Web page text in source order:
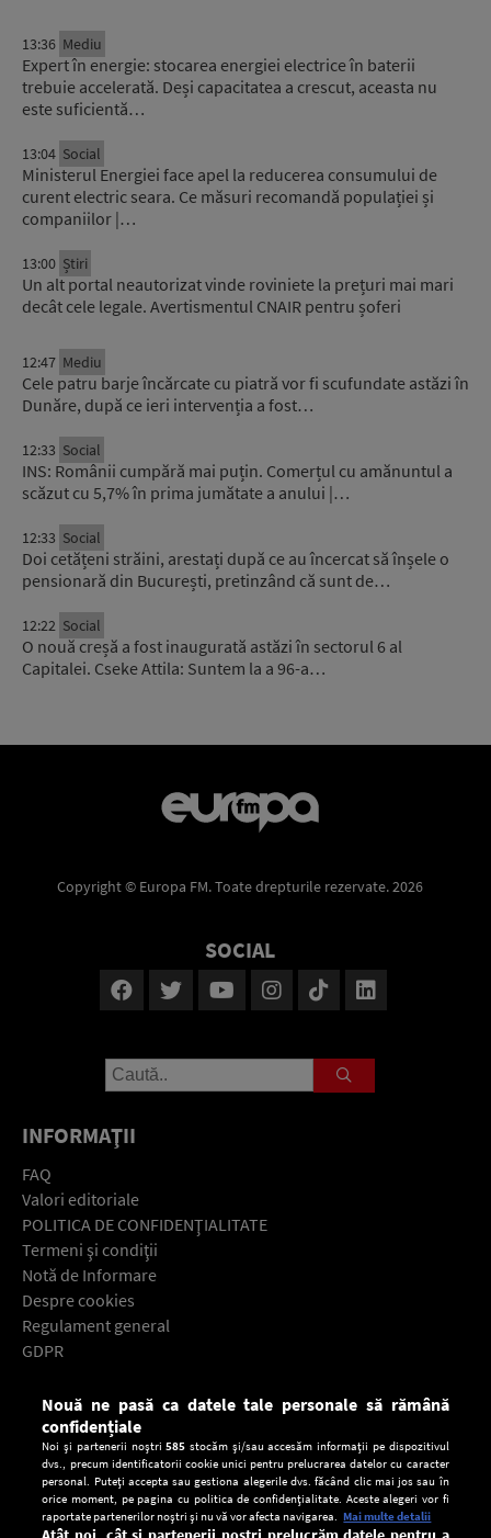
13:36 Mediu
Expert în energie: stocarea energiei electrice în baterii
trebuie accelerată. Deși capacitatea a crescut, aceasta nu
este suficientă…
13:04 Social
Ministerul Energiei face apel la reducerea consumului de
curent electric seara. Ce măsuri recomandă populației și
companiilor |…
13:00 Știri
Un alt portal neautorizat vinde roviniete la prețuri mai mari
decât cele legale. Avertismentul CNAIR pentru șoferi
12:47 Mediu
Cele patru barje încărcate cu piatră vor fi scufundate astăzi în
Dunăre, după ce ieri intervenția a fost…
12:33 Social
INS: Românii cumpără mai puțin. Comerțul cu amănuntul a
scăzut cu 5,7% în prima jumătate a anului |…
12:33 Social
Doi cetățeni străini, arestați după ce au încercat să înșele o
pensionară din București, pretinzând că sunt de…
12:22 Social
O nouă creșă a fost inaugurată astăzi în sectorul 6 al
Capitalei. Cseke Attila: Suntem la a 96-a…
Copyright © Europa FM. Toate drepturile rezervate. 2026
SOCIAL
INFORMAŢII
FAQ
Valori editoriale
POLITICA DE CONFIDENŢIALITATE
Termeni şi condiţii
Notă de Informare
Despre cookies
Regulament general
GDPR
Descarcă gratuit aplicaţia Europa FM pentru smartphone:
Nouă ne pasă ca datele tale personale să rămână
confidențiale
Noi și partenerii noștri585 stocăm și/sau accesăm informații pe dispozitivul
dvs., precum identificatorii cookie unici pentru prelucrarea datelor cu caracter
personal. Puteți accepta sau gestiona alegerile dvs. făcând clic mai jos sau în
orice moment, pe pagina cu politica de confidențialitate. Aceste alegeri vor fi
raportate partenerilor noștri și nu vă vor afecta navigarea. Mai multe detalii